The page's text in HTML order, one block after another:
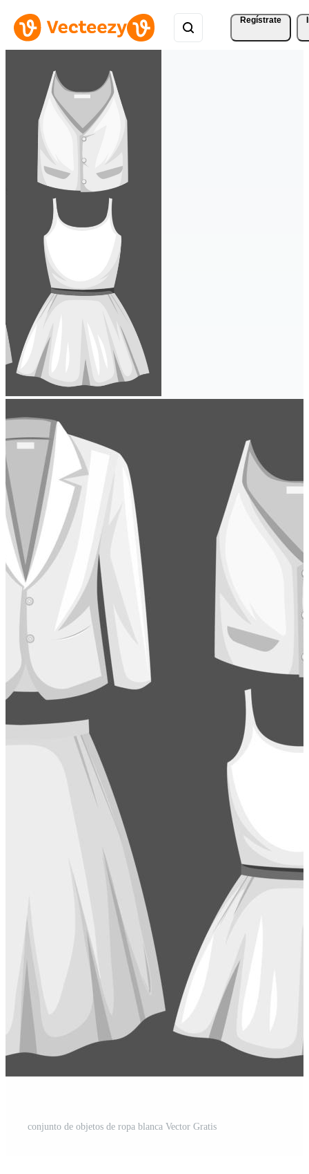
Regístrate
conjunto de objetos de ropa blanca Vector Gratis